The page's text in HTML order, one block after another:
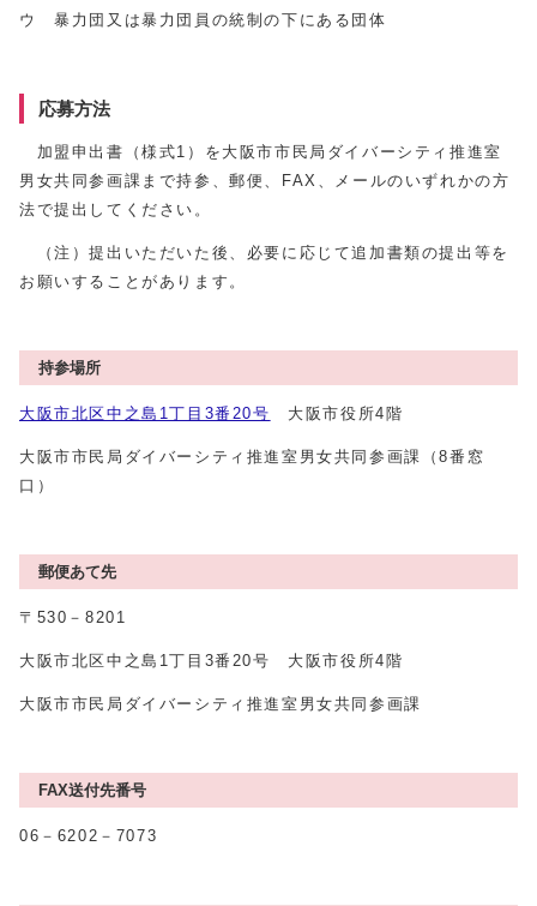
ウ 暴力団又は暴力団員の統制の下にある団体
応募方法
加盟申出書（様式1）を大阪市市民局ダイバーシティ推進室
男女共同参画課まで持参、郵便、FAX、メールのいずれかの方
法で提出してください。
（注）提出いただいた後、必要に応じて追加書類の提出等を
お願いすることがあります。
持参場所
大阪市北区中之島1丁目3番20号 大阪市役所4階
大阪市市民局ダイバーシティ推進室男女共同参画課（8番窓
口）
郵便あて先
〒530－8201
大阪市北区中之島1丁目3番20号 大阪市役所4階
大阪市市民局ダイバーシティ推進室男女共同参画課
FAX送付先番号
06－6202－7073